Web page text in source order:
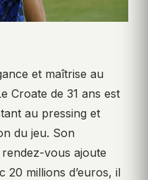
et maîtrise au
Croate de 31 ans est
au pressing et
du jeu. Son
vous ajoute
20 millions d’euros, il